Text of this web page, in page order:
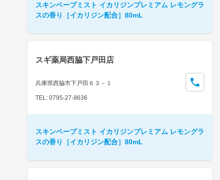
スキンベープミスト イカリジンプレミアム レモングラ
スの香り［イカリジン配合］80mL
スギ薬局西脇下戸田店
兵庫県西脇市下戸田６３－１
TEL: 0795-27-8636
スキンベープミスト イカリジンプレミアム レモングラ
スの香り［イカリジン配合］80mL